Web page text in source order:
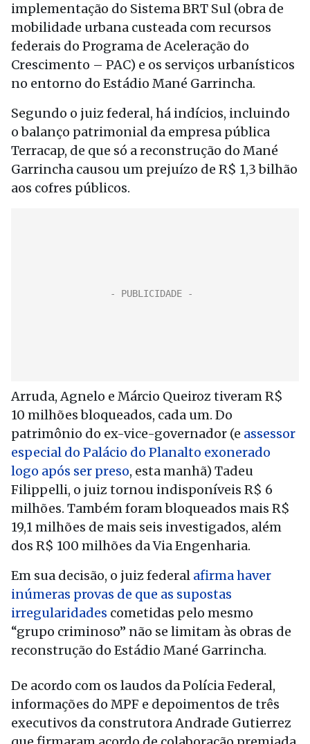
implementação do Sistema BRT Sul (obra de
mobilidade urbana custeada com recursos
federais do Programa de Aceleração do
Crescimento – PAC) e os serviços urbanísticos
no entorno do Estádio Mané Garrincha.
Segundo o juiz federal, há indícios, incluindo
o balanço patrimonial da empresa pública
Terracap, de que só a reconstrução do Mané
Garrincha causou um prejuízo de R$ 1,3 bilhão
aos cofres públicos.
Arruda, Agnelo e Márcio Queiroz tiveram R$
10 milhões bloqueados, cada um. Do
patrimônio do ex-vice-governador (e assessor
especial do Palácio do Planalto exonerado
logo após ser preso, esta manhã) Tadeu
Filippelli, o juiz tornou indisponíveis R$ 6
milhões. Também foram bloqueados mais R$
19,1 milhões de mais seis investigados, além
dos R$ 100 milhões da Via Engenharia.
Em sua decisão, o juiz federal afirma haver
inúmeras provas de que as supostas
irregularidades cometidas pelo mesmo
“grupo criminoso” não se limitam às obras de
reconstrução do Estádio Mané Garrincha.
De acordo com os laudos da Polícia Federal,
informações do MPF e depoimentos de três
executivos da construtora Andrade Gutierrez